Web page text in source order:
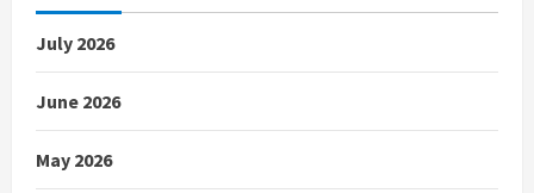
July 2026
June 2026
May 2026